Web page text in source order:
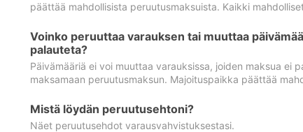
päättää mahdollisista peruutusmaksuista. Kaikki
Voinko peruuttaa varauksen tai muuttaa
palauteta?
Päivämääriä ei voi muuttaa varauksissa, joiden maksua
maksamaan peruutusmaksun. Majoituspaikka päättää
Mistä löydän peruutusehtoni?
Näet peruutusehdot varausvahvistuksestasi.